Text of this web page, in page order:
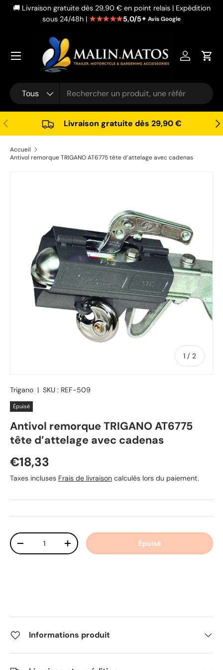
Aller au contenu
🚚 Livraison gratuite dès 29,90 € en point relais | Expédition
sous 24/48h | ★★★★★5,0/5✦ Avis Google
Recherche
Type de produit
Tous
Se
Précédent Livraison gratuite dès 29,90 €
Accueil
Antivol remorque TRIGANO AT6775 tête d’attelage avec cadenas
1 / de
2
Trigano | SKU : REF-509
Épuisé
Antivol remorque TRIGANO AT6775
tête d’attelage avec cadenas
Prix habituel
€18,33
Taxes incluses Frais de livraison calculés lors du paiement.
Qté
Diminuer la quantitéAugmenter la quantitéÉpuisé
Informations produit